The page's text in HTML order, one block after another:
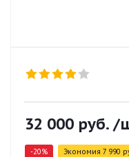
32 000 руб. /
-20% Экономия 7 990